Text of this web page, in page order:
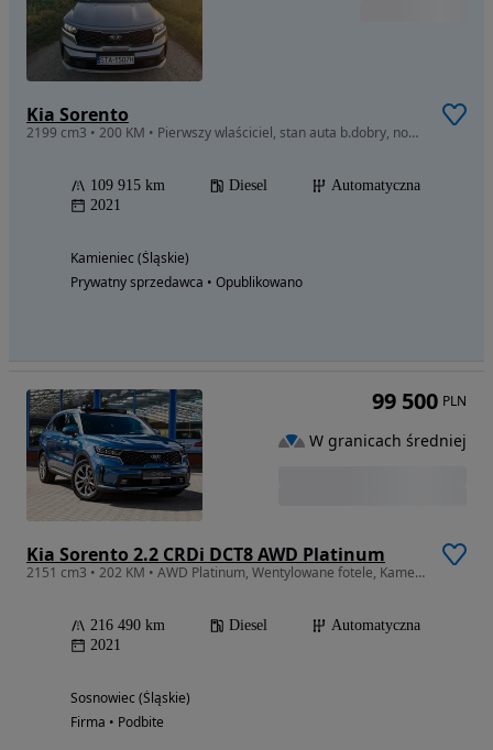
Kia Sorento
2199 cm3 • 200 KM • Pierwszy wlaściciel, stan auta b.dobry, nowe tarcze i klocki.
109 915 km Diesel
Automatyczna
2021
Kamieniec (Śląskie)
Prywatny sprzedawca • Opublikowano
Kia Sorento 2.2 CRDi DCT8 AWD Platinum
2151 cm3 • 202 KM • AWD Platinum, Wentylowane fotele, Kamery360, Tempomat ACC, FAKTURA23%
216 490 km Diesel
Automatyczna
2021
Sosnowiec (Śląskie)
Firma • Podbite
99 500 PLN
W granicach średniej